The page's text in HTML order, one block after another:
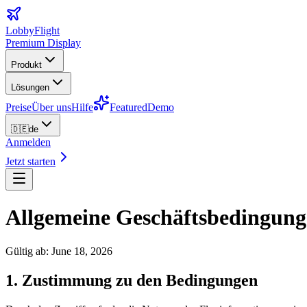
LobbyFlight
Premium Display
Produkt
Lösungen
PreiseÜber unsHilfe FeaturedDemo
🇩🇪de
Anmelden
Jetzt starten
Allgemeine
Gültig ab: June 18, 2026
1. Zustimmung zu den Bedingungen